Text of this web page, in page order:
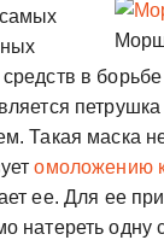
в
Такая маска
омоложению
ее. Для ее
натереть одну